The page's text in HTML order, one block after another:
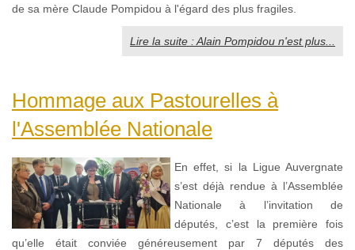
de sa mère Claude Pompidou à l'égard des plus fragiles.
Lire la suite : Alain Pompidou n'est plus...
Hommage aux Pastourelles à
l'Assemblée Nationale
En effet, si la Ligue Auvergnate
s’est déjà rendue à l’Assemblée
Nationale à l’invitation de
députés, c’est la première fois
qu’elle était conviée généreusement par 7 députés des